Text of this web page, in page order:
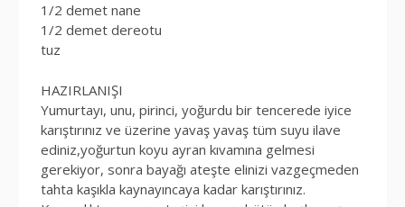
1/2 demet nane
1/2 demet dereotu
tuz
HAZIRLANIŞI
Yumurtayı, unu, pirinci, yoğurdu bir tencerede iyice
karıştırınız ve üzerine yavaş yavaş tüm suyu ilave
ediniz,yoğurtun koyu ayran kıvamına gelmesi
gerekiyor, sonra bayağı ateşte elinizi vazgeçmeden
tahta kaşıkla kaynayıncaya kadar karıştırınız.